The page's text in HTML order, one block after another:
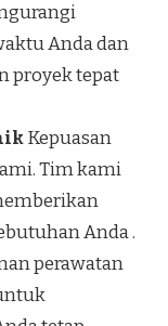
Anda dan
proyek tepat
Kepuasan
Tim kami
Anda .
perawatan